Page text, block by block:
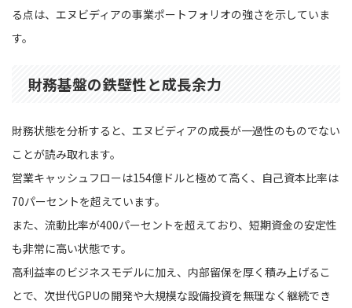
る点は、エヌビディアの事業ポートフォリオの強さを示していま
す。
財務基盤の鉄壁性と成長余力
財務状態を分析すると、エヌビディアの成長が一過性のものでない
ことが読み取れます。
営業キャッシュフローは154億ドルと極めて高く、自己資本比率は
70パーセントを超えています。
また、流動比率が400パーセントを超えており、短期資金の安定性
も非常に高い状態です。
高利益率のビジネスモデルに加え、内部留保を厚く積み上げるこ
とで、次世代GPUの開発や大規模な設備投資を無理なく継続でき